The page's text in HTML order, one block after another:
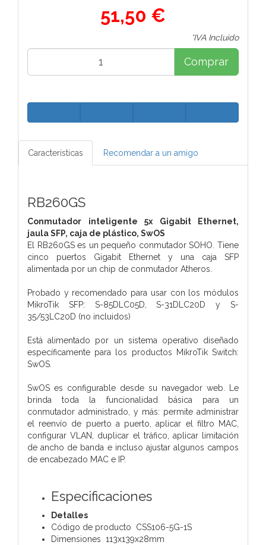
51,50 €
*IVA Incluido
Comprar
Características Recomendar a un amigo
RB260GS
Conmutador inteligente 5x Gigabit Ethernet,
jaula SFP, caja de plástico, SwOS
El RB260GS es un pequeño conmutador SOHO. Tiene
cinco puertos Gigabit Ethernet y una caja SFP
alimentada por un chip de conmutador Atheros.
Probado y recomendado para usar con los módulos
MikroTik SFP: S-85DLC05D, S-31DLC20D y S-
35/53LC20D (no incluidos)
Está alimentado por un sistema operativo diseñado
específicamente para los productos MikroTik Switch:
SwOS.
SwOS es configurable desde su navegador web. Le
brinda toda la funcionalidad básica para un
conmutador administrado, y más: permite administrar
el reenvío de puerto a puerto, aplicar el filtro MAC,
configurar VLAN, duplicar el tráfico, aplicar limitación
de ancho de banda e incluso ajustar algunos campos
de encabezado MAC e IP.
Especificaciones
Detalles
Código de producto CSS106-5G-1S
Dimensiones 113x139x28mm